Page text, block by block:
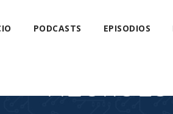
PODCASTS EPISODIOS